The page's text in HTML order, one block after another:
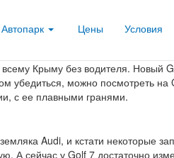
Автопарк Цены Условия
Крыму без водителя. Новый
убедиться, можно посмотреть
с ее плавными гранями.
Audi, и кстати некоторые
А сейчас у Golf 7 достаточно